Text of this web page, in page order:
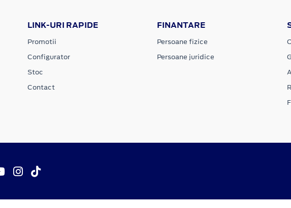
LINK-URI RAPIDE
Promotii
Configurator
Stoc
Contact
FINANTARE
Persoane fizice
Persoane juridice